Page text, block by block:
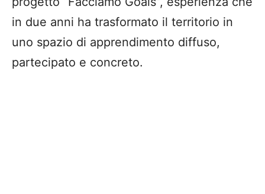
in due anni ha trasformato il territorio in
uno spazio di apprendimento diffuso,
partecipato e concreto.